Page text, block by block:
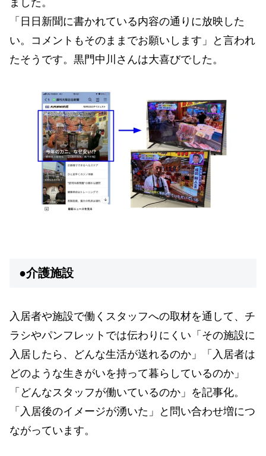
「日日新聞に書かれている内容の通りに放映した
い。コメントもそのままでお願いします」と言われ
たそうです。黒門中川さんは大喜びでした。
●介護施設
入居者や施設で働くスタッフへの取材を通して、チ
ラシやパンフレットでは伝わりにくい「その施設に
入居したら、どんな生活が送れるのか」「入居者は
どのような生きがいを持って暮らしているのか」
「どんなスタッフが働いているのか」を記事化。
「入居後のイメージが湧いた」と問い合わせ増につ
ながっています。